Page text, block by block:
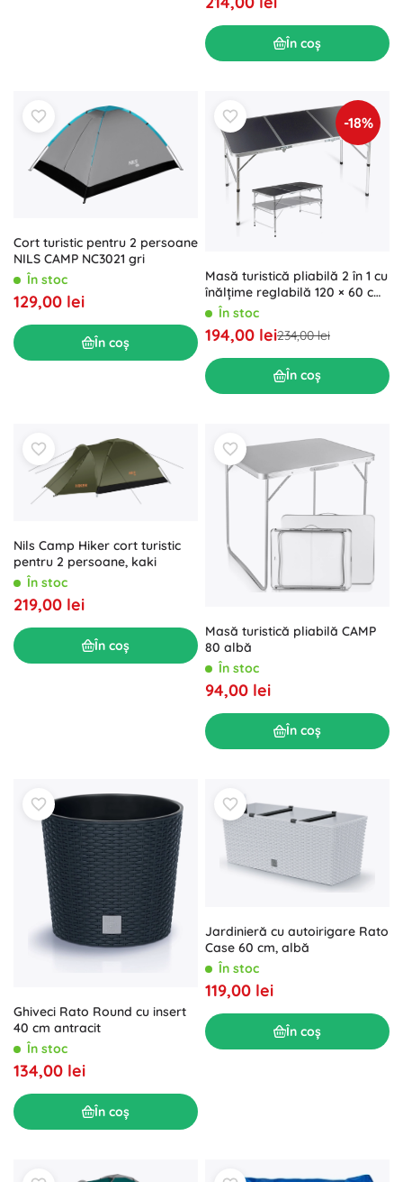
În coș
Cort turistic pentru 2 persoane
NILS CAMP NC3021 gri
În stoc
129,00 lei
În coș
-18%
Masă turistică pliabilă 2 în 1 cu
înălțime reglabilă 120 × 60 cm,
grafit Vilde
În stoc
194,00 lei234,00 lei
În coș
Nils Camp Hiker cort turistic
pentru 2 persoane, kaki
În stoc
219,00 lei
În coș
Masă turistică pliabilă CAMP
80 albă
În stoc
94,00 lei
În coș
Ghiveci Rato Round cu insert
40 cm antracit
În stoc
134,00 lei
În coș
Jardinieră cu autoirigare Rato
Case 60 cm, albă
În stoc
119,00 lei
În coș